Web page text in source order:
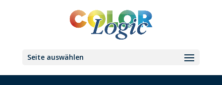
Seite auswählen